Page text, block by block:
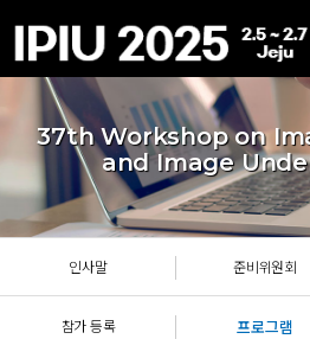
37th Workshop on
and Image
인사말 준비위원회
참가 등록 프로그램